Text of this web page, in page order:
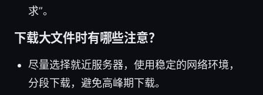
求”。
下载大文件时有哪些注意？
尽量选择就近服务器，使用稳定的网络环境，
分段下载，避免高峰期下载。